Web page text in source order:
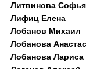
Литвинова Софья
Лифиц Елена
Лобанов Михаил
Лобанова
Лобанова Лариса